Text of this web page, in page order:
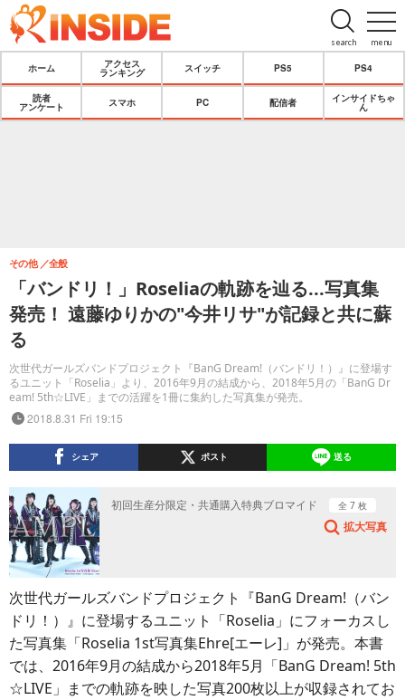
menu
search
ホーム
アクセス
ランキング
スイッチ PS5 PS4
読者
アンケート
スマホ PC 配信者
インサイドちゃ
ん
「バンドリ！」Roseliaの軌跡を辿る...写真集
発売！ 遠藤ゆりかの"今井リサ"が記録と共に蘇
る
次世代ガールズバンドプロジェクト『BanG Dream!（バンドリ！）』に登場す
るユニット「Roselia」より、2016年9月の結成から、2018年5月の「BanG Dr
eam! 5th☆LIVE」までの活躍を1冊に集約した写真集が発売。
その他 全般
2018.8.31 Fri 19:15
シェア ポスト 送る
初回生産分限定・共通購入特典ブロマイド 全 7 枚
拡大写真
次世代ガールズバンドプロジェクト『BanG Dream!（バン
ドリ！）』に登場するユニット「Roselia」にフォーカスし
た写真集「Roselia 1st写真集Ehre[エーレ]」が発売。本書
では、2016年9月の結成から2018年5月「BanG Dream! 5th
☆LIVE」までの軌跡を映した写真200枚以上が収録されてお